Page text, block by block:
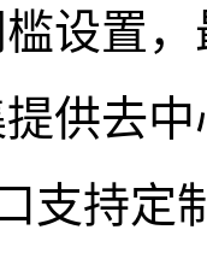
设置
供去
支持定